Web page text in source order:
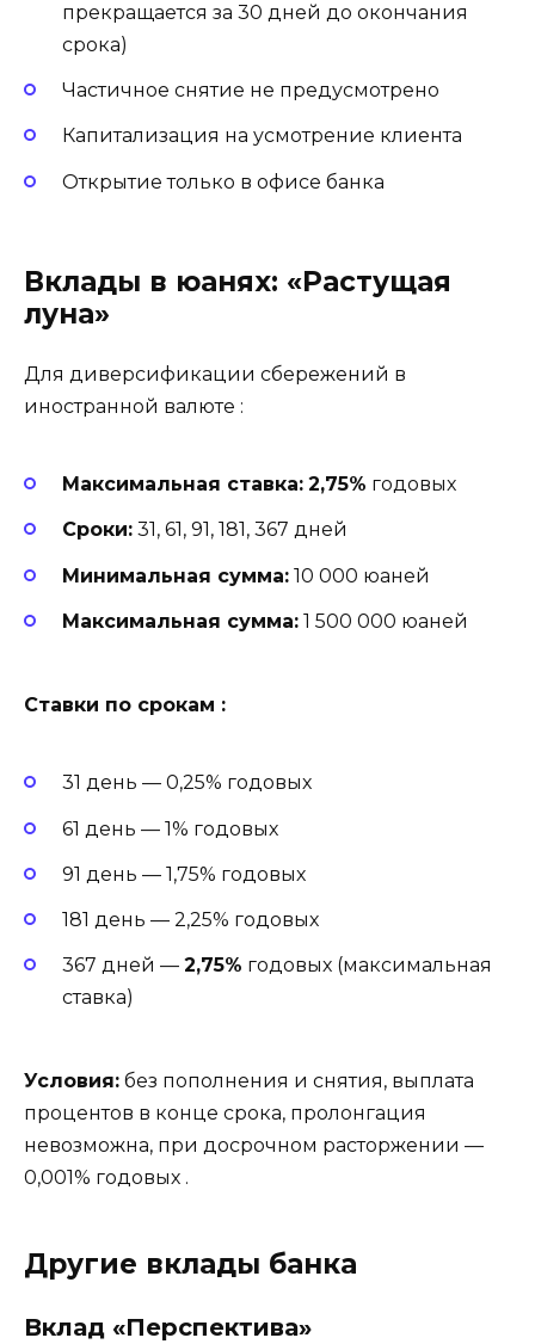
прекращается за 30 дней до окончания
срока)
Частичное снятие не предусмотрено
Капитализация на усмотрение клиента
Открытие только в офисе банка
Вклады в юанях: «Растущая
луна»
Для диверсификации сбережений в
иностранной валюте :
Максимальная ставка: 2,75% годовых
Сроки: 31, 61, 91, 181, 367 дней
Минимальная сумма: 10 000 юаней
Максимальная сумма: 1 500 000 юаней
Ставки по срокам :
31 день — 0,25% годовых
61 день — 1% годовых
91 день — 1,75% годовых
181 день — 2,25% годовых
367 дней — 2,75% годовых (максимальная
ставка)
Условия: без пополнения и снятия, выплата
процентов в конце срока, пролонгация
невозможна, при досрочном расторжении —
0,001% годовых .
Другие вклады банка
Вклад «Перспектива»